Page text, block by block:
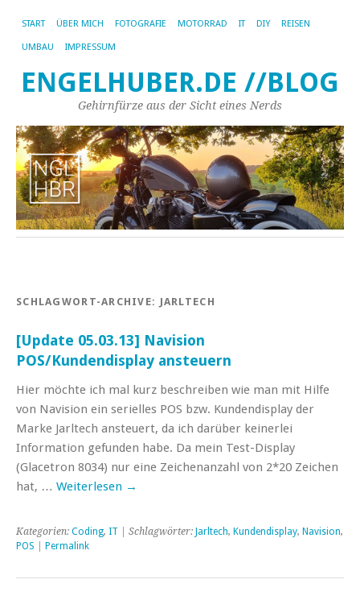
START ÜBER MICH FOTOGRAFIE MOTORRAD IT DIY REISEN
UMBAU IMPRESSUM
ENGELHUBER.DE //BLOG
Gehirnfürze aus der Sicht eines Nerds
SCHLAGWORT-ARCHIVE: JARLTECH
[Update 05.03.13] Navision
POS/Kundendisplay ansteuern
Hier möchte ich mal kurz beschreiben wie man mit Hilfe
von Navision ein serielles POS bzw. Kundendisplay der
Marke Jarltech ansteuert, da ich darüber keinerlei
Information gefunden habe. Da mein Test-Display
(Glacetron 8034) nur eine Zeichenanzahl von 2*20 Zeichen
hat, … Weiterlesen →
Kategorien: Coding, IT | Schlagwörter: Jarltech, Kundendisplay, Navision,
POS
Permalink